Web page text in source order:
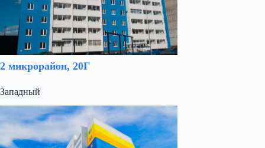
2 микрорайон, 20Г
Западный